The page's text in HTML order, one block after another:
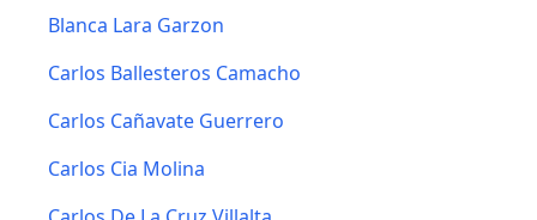
Blanca Lara Garzon
Carlos Ballesteros Camacho
Carlos Cañavate Guerrero
Carlos Cia Molina